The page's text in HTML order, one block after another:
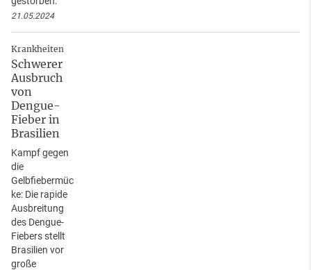
21.05.2024
Krankheiten
Schwerer
Ausbruch
von
Dengue-
Fieber in
Brasilien
Kampf gegen
die
Gelbfiebermüc
ke: Die rapide
Ausbreitung
des Dengue-
Fiebers stellt
Brasilien vor
große